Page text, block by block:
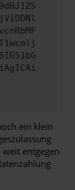
ein klein
entgegen